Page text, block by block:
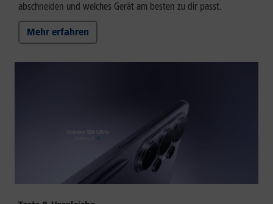
abschneiden und welches Gerät am besten zu dir passt.
Mehr erfahren